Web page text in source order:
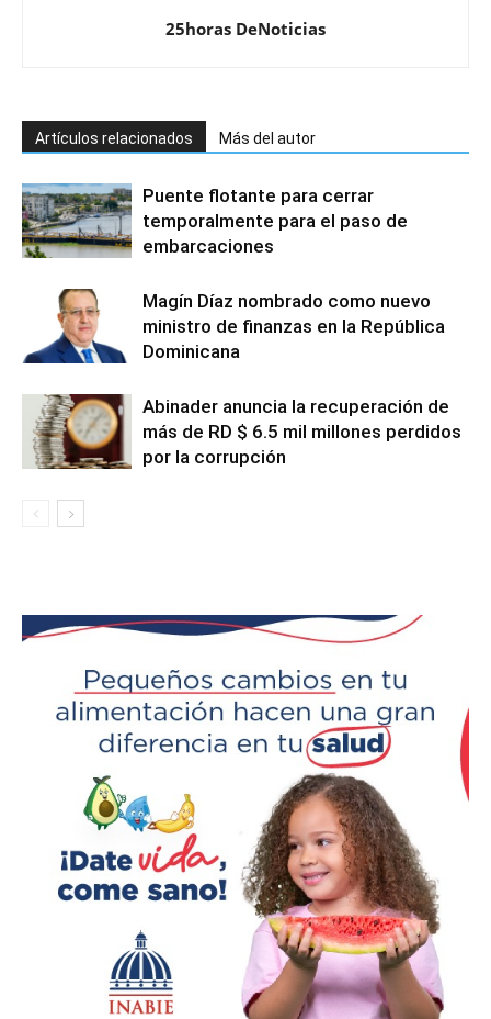
25horas DeNoticias
Artículos relacionados Más del autor
Puente flotante para cerrar
temporalmente para el paso de
embarcaciones
Magín Díaz nombrado como nuevo
ministro de finanzas en la República
Dominicana
Abinader anuncia la recuperación de
más de RD $ 6.5 mil millones perdidos
por la corrupción